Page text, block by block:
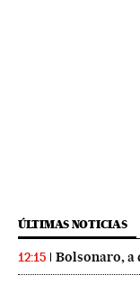
ÚLTIMAS NOTICIAS
12:15 Bolsonaro, a